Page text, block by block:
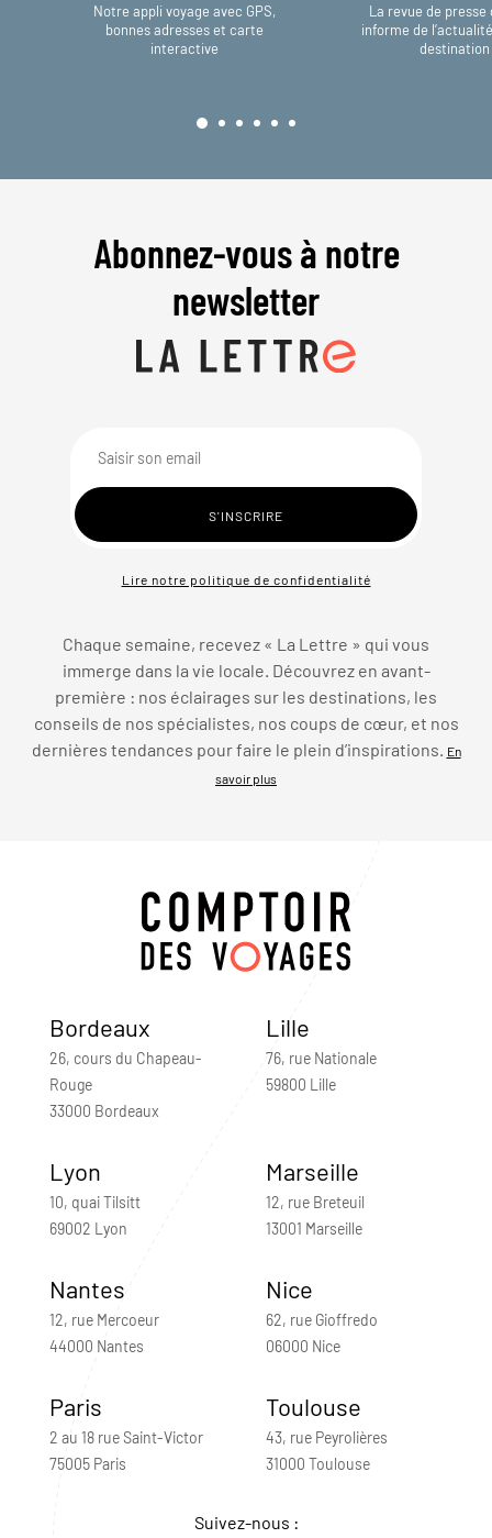
Notre appli voyage avec GPS,
bonnes adresses et carte
interactive
La revue de presse
informe de
destination
Abonnez-vous à notre
newsletter
Lire notre politique de confidentialité
Chaque semaine, recevez « La Lettre » qui vous
immerge dans la vie locale. Découvrez en avant-
première : nos éclairages sur les destinations, les
conseils de nos spécialistes, nos coups de cœur, et nos
dernières tendances pour faire le plein d’inspirations.
En
savoir plus
Bordeaux
26, cours du Chapeau-
Rouge
33000 Bordeaux
Lille
76, rue Nationale
59800 Lille
Lyon
10, quai Tilsitt
69002 Lyon
Marseille
12, rue Breteuil
13001 Marseille
Nantes
12, rue Mercoeur
44000 Nantes
Nice
62, rue Gioffredo
06000 Nice
Paris
2 au 18 rue Saint-Victor
75005 Paris
Toulouse
43, rue Peyrolières
31000 Toulouse
Suivez-nous :